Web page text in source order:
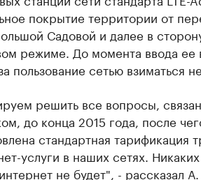
покрытие территории от
Садовой и далее в
режиме. До момента ввода
пользование сетью взиматься
решить все вопросы,
до конца 2015 года, после
стандартная тарификация
услуги в наших сетях.
не будет", - рассказал А.